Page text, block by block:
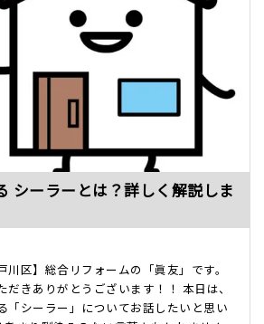
シーラーとは？詳しく解説しま
区】総合リフォームの「眞友」です。
きありがとうございます！！ 本日は、
「シーラー」についてお話したいと思い